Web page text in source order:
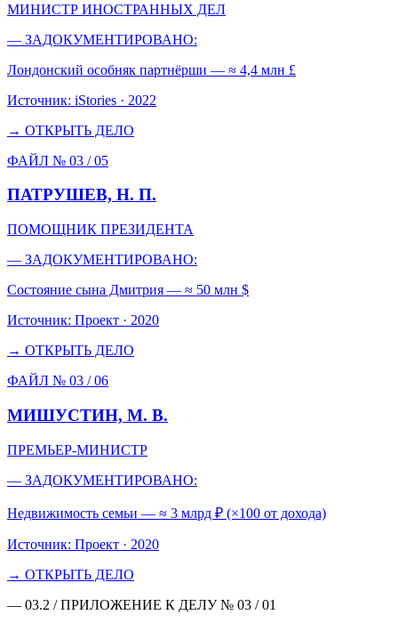
МИНИСТР ИНОСТРАННЫХ ДЕЛ
— ЗАДОКУМЕНТИРОВАНО:
Лондонский особняк партнёрши — ≈ 4,4 млн £
Источник: iStories · 2022
→ ОТКРЫТЬ ДЕЛО
ФАЙЛ № 03 /05
ПАТРУШЕВ, Н. П.
ПОМОЩНИК ПРЕЗИДЕНТА
— ЗАДОКУМЕНТИРОВАНО:
Состояние сына Дмитрия — ≈ 50 млн $
Источник: Проект · 2020
→ ОТКРЫТЬ ДЕЛО
ФАЙЛ № 03 /06
МИШУСТИН, М. В.
ПРЕМЬЕР-МИНИСТР
— ЗАДОКУМЕНТИРОВАНО:
Недвижимость семьи — ≈ 3 млрд ₽ (×100 от дохода)
Источник: Проект · 2020
→ ОТКРЫТЬ ДЕЛО
— 03.2 / ПРИЛОЖЕНИЕ К ДЕЛУ № 03 / 01